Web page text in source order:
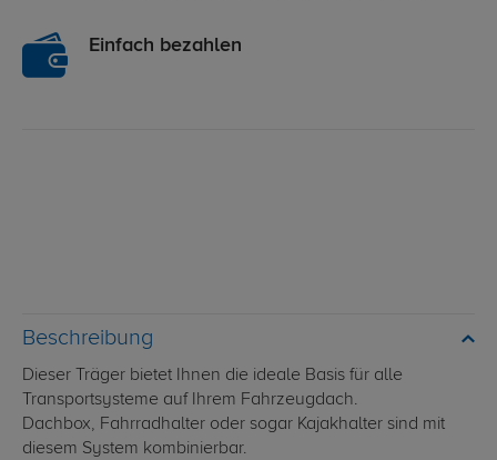
Einfach bezahlen
Beschreibung
Dieser Träger bietet Ihnen die ideale Basis für alle
Transportsysteme auf Ihrem Fahrzeugdach.
Dachbox, Fahrradhalter oder sogar Kajakhalter sind mit
diesem System kombinierbar.